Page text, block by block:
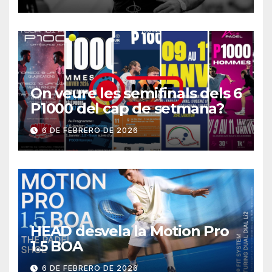
On veure les semifinals dels 6
P1000 del cap de setmana?
6 DE FEBRERO DE 2026
HEAD desvela la Motion Pro
1.5 BOA
6 DE FEBRERO DE 2026